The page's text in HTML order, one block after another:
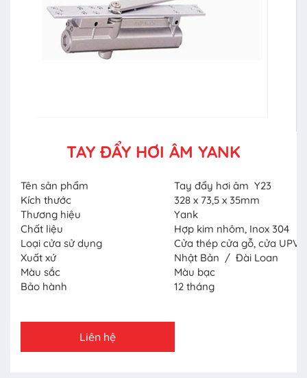
TAY ĐẨY HƠI ÂM YANK
Tên sản phẩm
Tay đẩy hơi âm Y23
Kích thước
328 x 73,5 x 35mm
Thương hiệu
Yank
Chất liệu
Hợp kim nhôm, Inox 304
Loại cửa sử dụng
Cửa thép cửa gỗ, cửa
Xuất xứ
Nhật Bản / Đài Loan
Màu sắc
Màu bạc
Bảo hành
12 tháng
Liên hệ